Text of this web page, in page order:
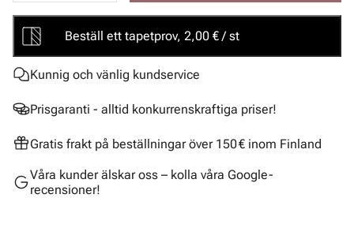
Beställ ett tapetprov, 2,00 € / st
Kunnig och vänlig kundservice
Prisgaranti - alltid konkurrenskraftiga priser!
Gratis frakt på beställningar över 150 € inom Finland
Våra kunder älskar oss – kolla våra Google-
recensioner!